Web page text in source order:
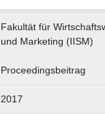
Fakultät für
und Marketing (IISM)
Proceedingsbeitrag
2017